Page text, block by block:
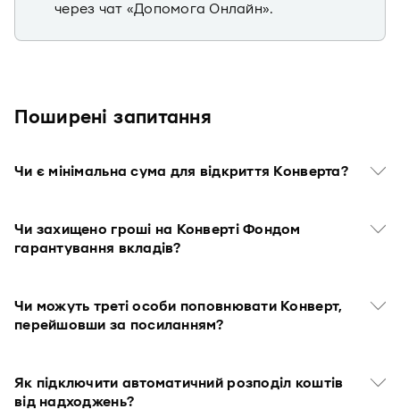
через чат «Допомога Онлайн».
Поширені запитання
Чи є мінімальна сума для відкриття Конверта?
Чи захищено гроші на Конверті Фондом
гарантування вкладів?
Чи можуть треті особи поповнювати Конверт,
перейшовши за посиланням?
Як підключити автоматичний розподіл коштів
від надходжень?